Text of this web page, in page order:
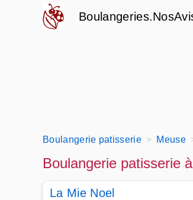
Boulangerie patisserie Meuse
Boulangerie patisserie
La Mie Noel